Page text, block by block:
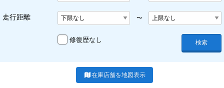
走行距離 〜
修復歴なし 検索
在庫店舗を地図表示